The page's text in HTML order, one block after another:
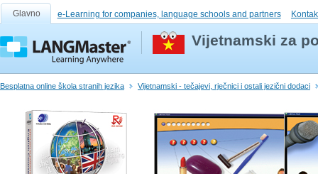
Glavno e-Learning for companies, language schools and partners
Vijetnamski za
Besplatna online škola stranih jezika Vijetnamski - tečajevi, rječnici i ostali jezični dodaci